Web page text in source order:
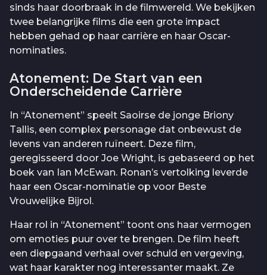
sinds haar doorbraak in de filmwereld. We bekijken
twee belangrijke films die een grote impact
hebben gehad op haar carrière en haar Oscar-
nominaties.
Atonement: De Start van een
Onderscheidende Carrière
In “Atonement” speelt Saoirse de jonge Briony
Tallis, een complex personage dat onbewust de
levens van anderen ruïneert. Deze film,
geregisseerd door Joe Wright, is gebaseerd op het
boek van Ian McEwan. Ronan’s vertolking leverde
haar een Oscar-nominatie op voor Beste
Vrouwelijke Bijrol.
Haar rol in “Atonement” toont ons haar vermogen
om emoties puur over te brengen. De film heeft
een diepgaand verhaal over schuld en vergeving,
wat haar karakter nog interessanter maakt. Ze